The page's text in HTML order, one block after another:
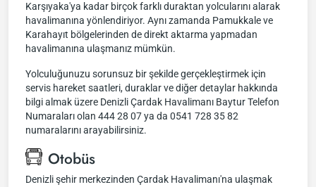
Karşıyaka'ya kadar birçok farklı duraktan yolcularını alarak
havalimanına yönlendiriyor. Aynı zamanda Pamukkale ve
Karahayıt bölgelerinden de direkt aktarma yapmadan
havalimanına ulaşmanız mümkün.
Yolculuğunuzu sorunsuz bir şekilde gerçekleştirmek için
servis hareket saatleri, duraklar ve diğer detaylar hakkında
bilgi almak üzere Denizli Çardak Havalimanı Baytur Telefon
Numaraları olan 444 28 07 ya da 0541 728 35 82
numaralarını arayabilirsiniz.
Otobüs
Denizli şehir merkezinden Çardak Havalimanı'na ulaşmak